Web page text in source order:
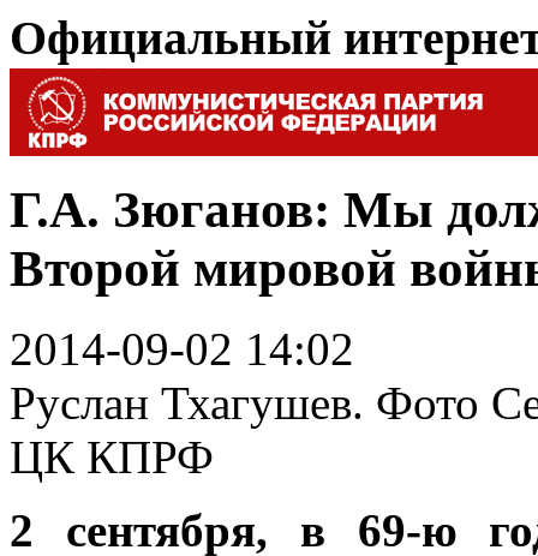
Официальный
Г.А. Зюганов: Мы
Второй мировой
2014-09-02 14:02
Руслан Тхагушев. Фото
ЦК КПРФ
2 сентября, в 69-ю